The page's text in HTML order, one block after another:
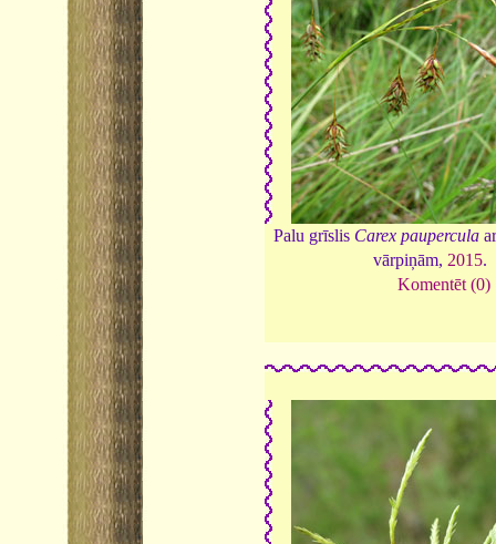
Palu grīslis Carex paupercula
vārpiņām, 2015.
Komentēt (0)